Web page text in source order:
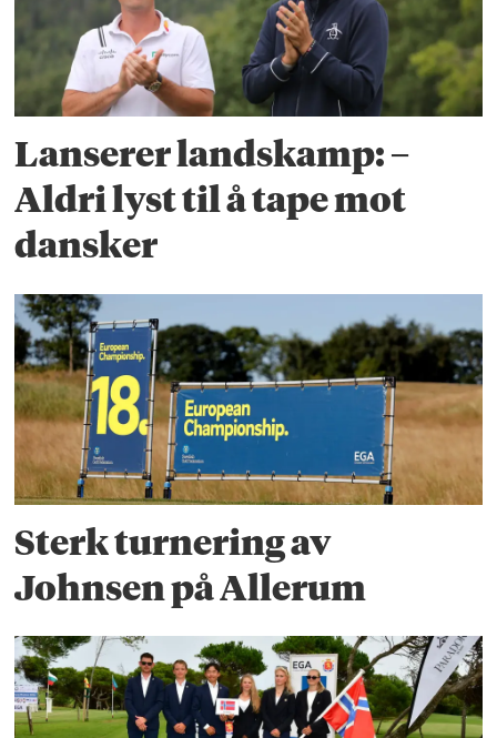
Lanserer landskamp: –
Aldri lyst til å tape mot
dansker
Sterk turnering av
Johnsen på Allerum